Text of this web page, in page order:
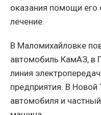
оказания помощи его
лечение.
В Маломихайловке
автомобиль КамАЗ, в
линия
предприятия. В
автомобиля и